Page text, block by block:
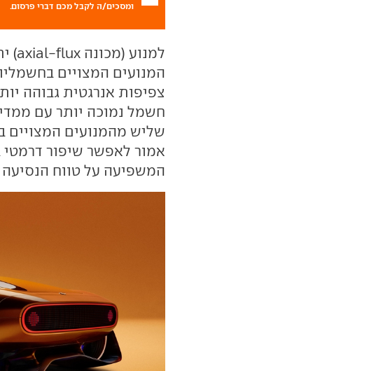
ומסכים/ה לקבל מכם דברי פרסום.
למנוע (מכונה axial-flux
)
המנועים המצויים
צפיפות אנרגטית גבוהה
חשמל נמוכה יותר עם
שליש מהמנועים המצויים
אמור לאפשר שיפור
המשפיעה על טווח הנסיעה